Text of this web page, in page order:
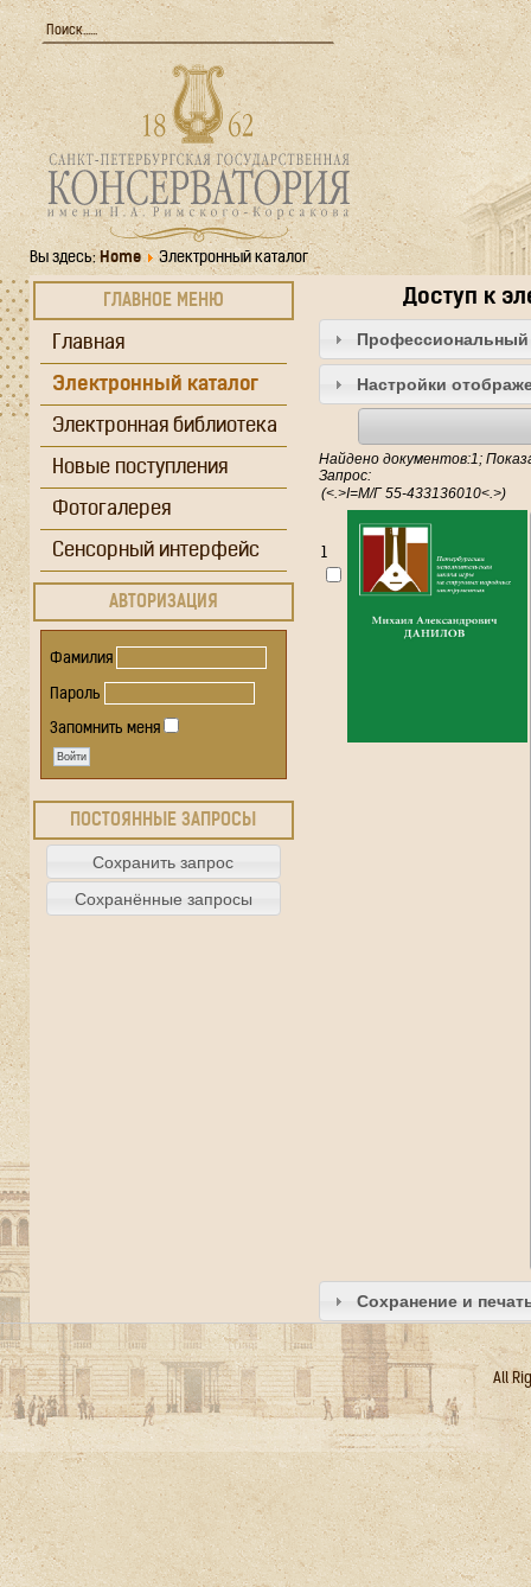
Вы здесь:Home Электронный каталог
ГЛАВНОЕ МЕНЮ
Главная
Электронный каталог
Электронная библиотека
Новые поступления
Фотогалерея
Сенсорный интерфейс
АВТОРИЗАЦИЯ
Фамилия
Пароль
Запомнить меня
ПОСТОЯННЫЕ ЗАПРОСЫ
Доступ к
Профессиональный
Настройки
Найдено документов:1;
Запрос:
1
Сохранение и
All